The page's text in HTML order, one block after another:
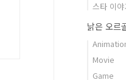
스타 이야
낡은 오르
Movie
Game